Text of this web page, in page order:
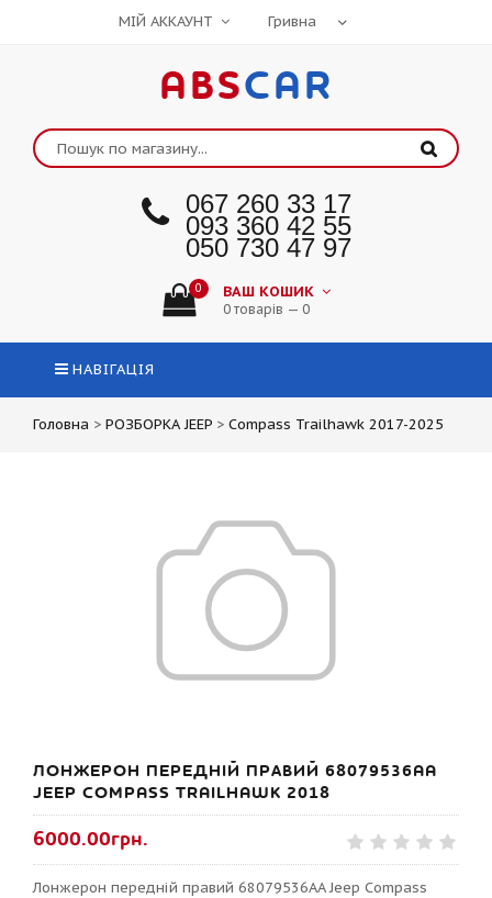
МІЙ АККАУНТ
ABSCAR
067 260 33 17
093 360 42 55
050 730 47 97
0 ВАШ КОШИК
0 товарів — 0
НАВІГАЦІЯ
Головна > РОЗБОРКА JEEP > Compass Trailhawk 2017-2025
ЛОНЖЕРОН ПЕРЕДНІЙ ПРАВИЙ 68079536AA
JEEP COMPASS TRAILHAWK 2018
6000.00грн.
Лонжерон передній правий 68079536AA Jeep Compass